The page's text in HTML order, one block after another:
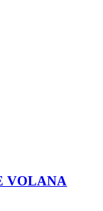
VOLANA